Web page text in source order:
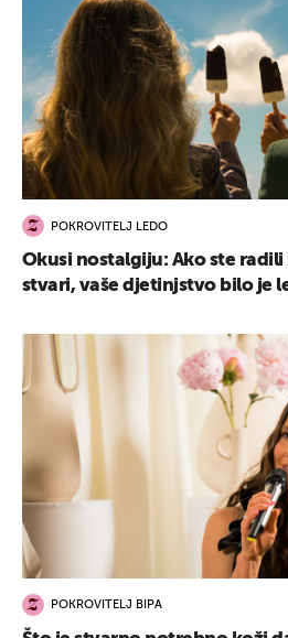
POKROVITELJ LEDO
Okusi nostalgiju: Ako ste
stvari, vaše djetinjstvo bilo je
POKROVITELJ BIPA